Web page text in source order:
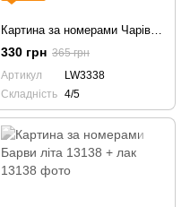
Картина за номерами Чарівні лілії. З фарбами металік LW3338
330 грн 365 грн
Артикул
LW3338
Складність 4/5